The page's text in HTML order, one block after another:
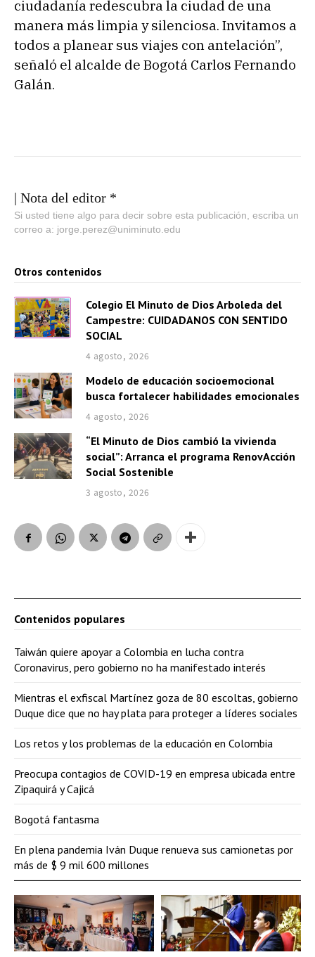
ciudadanía redescubra la ciudad de una
manera más limpia y silenciosa. Invitamos a
todos a planear sus viajes con antelación”,
señaló el alcalde de Bogotá Carlos Fernando
Galán.
| Nota del editor *
Si usted tiene algo para decir sobre esta publicación, escriba un
correo a: jorge.perez@uniminuto.edu
Otros contenidos
Colegio El Minuto de Dios Arboleda del
Campestre: CUIDADANOS CON SENTIDO
SOCIAL
4 agosto, 2026
Modelo de educación socioemocional
busca fortalecer habilidades emocionales
4 agosto, 2026
“El Minuto de Dios cambió la vivienda
social”: Arranca el programa RenovAcción
Social Sostenible
3 agosto, 2026
Contenidos populares
Taiwán quiere apoyar a Colombia en lucha contra
Coronavirus, pero gobierno no ha manifestado interés
Mientras el exfiscal Martínez goza de 80 escoltas, gobierno
Duque dice que no hay plata para proteger a líderes sociales
Los retos y los problemas de la educación en Colombia
Preocupa contagios de COVID-19 en empresa ubicada entre
Zipaquirá y Cajicá
Bogotá fantasma
En plena pandemia Iván Duque renueva sus camionetas por
más de $ 9 mil 600 millones